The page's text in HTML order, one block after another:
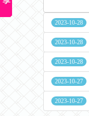
2023-10-28
2023-10-28
2023-10-28
2023-10-27
2023-10-27